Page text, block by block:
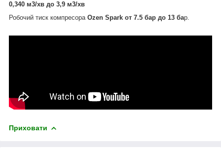
0,340 м3/хв до 3,9 м3/хв
Робочий тиск компресора Ozen Spark от 7.5 бар до 13 бар.
Приховати